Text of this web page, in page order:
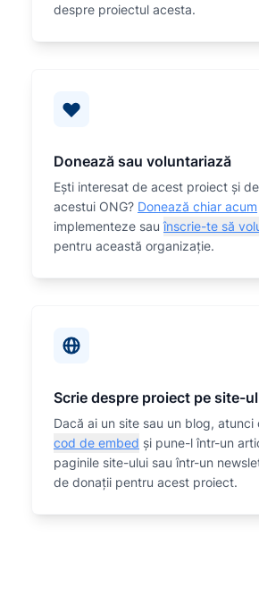
despre proiectul acesta.
Donează sau voluntariază
Eşti interesat de acest proiect și
acestui ONG? Donează chiar acum
implementeze sauînscrie-te să
pentru această organizaţie.
Scrie despre proiect pe site-
Dacă ai un site sau un blog,
cod de embed și pune-l într-un
paginile site-ului sau într-un
de donații pentru acest proiect.